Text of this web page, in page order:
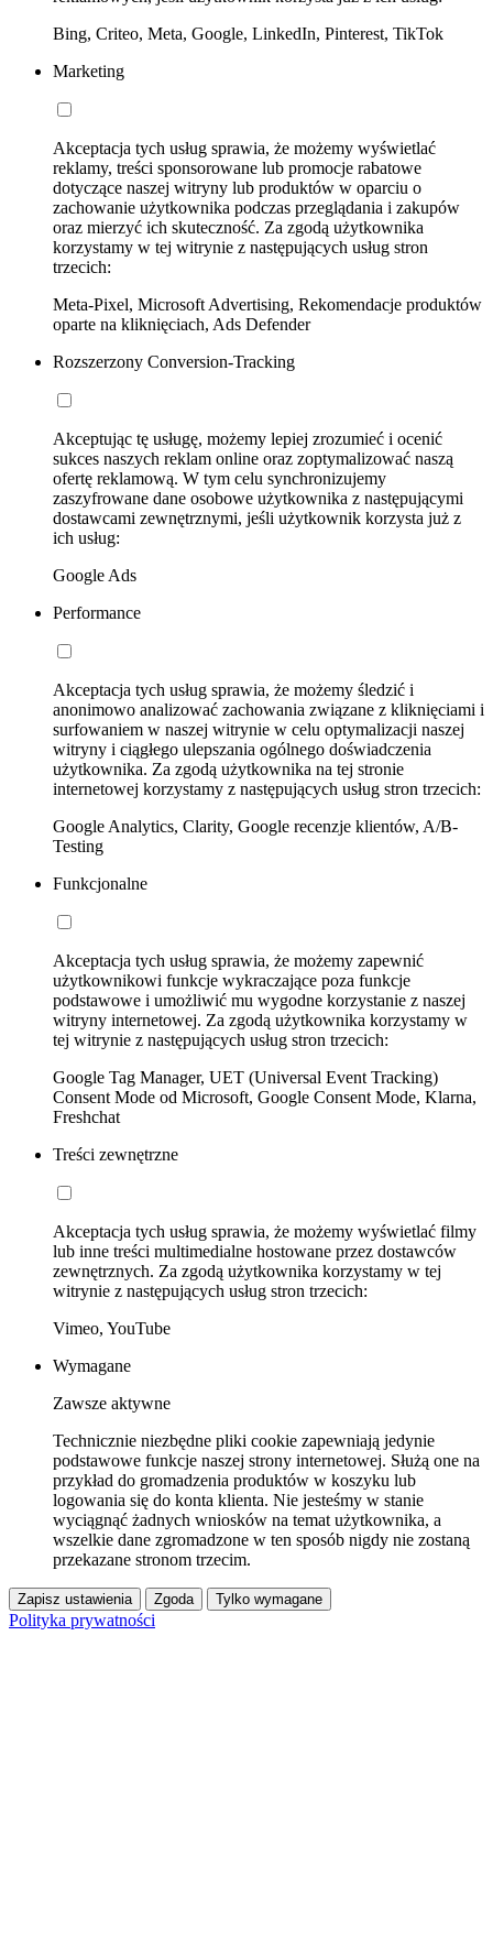
Bing, Criteo, Meta, Google, LinkedIn, Pinterest, TikTok
Marketing
Akceptacja tych usług sprawia, że możemy wyświetlać
reklamy, treści sponsorowane lub promocje rabatowe
dotyczące naszej witryny lub produktów w oparciu o
zachowanie użytkownika podczas przeglądania i zakupów
oraz mierzyć ich skuteczność. Za zgodą użytkownika
korzystamy w tej witrynie z następujących usług stron
trzecich:
Meta-Pixel, Microsoft Advertising, Rekomendacje produktów
oparte na kliknięciach, Ads Defender
Rozszerzony Conversion-Tracking
Akceptując tę usługę, możemy lepiej zrozumieć i ocenić
sukces naszych reklam online oraz zoptymalizować naszą
ofertę reklamową. W tym celu synchronizujemy
zaszyfrowane dane osobowe użytkownika z następującymi
dostawcami zewnętrznymi, jeśli użytkownik korzysta już z
ich usług:
Google Ads
Performance
Akceptacja tych usług sprawia, że możemy śledzić i
anonimowo analizować zachowania związane z kliknięciami i
surfowaniem w naszej witrynie w celu optymalizacji naszej
witryny i ciągłego ulepszania ogólnego doświadczenia
użytkownika. Za zgodą użytkownika na tej stronie
internetowej korzystamy z następujących usług stron trzecich:
Google Analytics, Clarity, Google recenzje klientów, A/B-
Testing
Funkcjonalne
Akceptacja tych usług sprawia, że możemy zapewnić
użytkownikowi funkcje wykraczające poza funkcje
podstawowe i umożliwić mu wygodne korzystanie z naszej
witryny internetowej. Za zgodą użytkownika korzystamy w
tej witrynie z następujących usług stron trzecich:
Google Tag Manager, UET (Universal Event Tracking)
Consent Mode od Microsoft, Google Consent Mode, Klarna,
Freshchat
Treści zewnętrzne
Akceptacja tych usług sprawia, że możemy wyświetlać filmy
lub inne treści multimedialne hostowane przez dostawców
zewnętrznych. Za zgodą użytkownika korzystamy w tej
witrynie z następujących usług stron trzecich:
Vimeo, YouTube
Wymagane
Zawsze aktywne
Technicznie niezbędne pliki cookie zapewniają jedynie
podstawowe funkcje naszej strony internetowej. Służą one na
przykład do gromadzenia produktów w koszyku lub
logowania się do konta klienta. Nie jesteśmy w stanie
wyciągnąć żadnych wniosków na temat użytkownika, a
wszelkie dane zgromadzone w ten sposób nigdy nie zostaną
przekazane stronom trzecim.
Zapisz ustawienia Zgoda Tylko wymagane
Polityka prywatności